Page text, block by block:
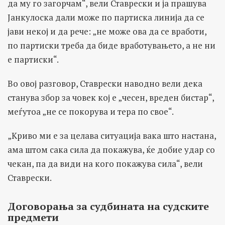
да му го загорчам“, вели Ставрески и ја прашува
Јанкулоска дали може по партиска линија да се
јави некој и да рече: „не може ова да се вработи,
по партиски треба да биде вработувањето, а не ни
е партиски“.
Во овој разговор, Ставрески наводно вели дека
станува збор за човек кој е „чесен, вреден бистар“,
меѓутоа „не се покорува и тера по свое“.
„Криво ми е за целава ситуација вака што настана,
ама штом сака сила да покажува, ќе добие удар со
чекан, па да види на кого покажува сила“, вели
Ставрески.
Договорања за судбината на судските
предмети